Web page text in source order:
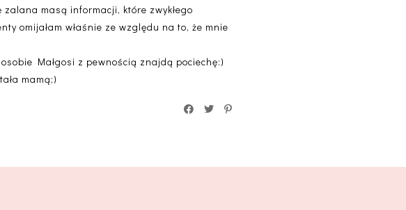
masą informacji, które zwykłego
omijałam właśnie ze względu na to, że mnie
Małgosi z pewnością znajdą pociechę:)
mamą;)